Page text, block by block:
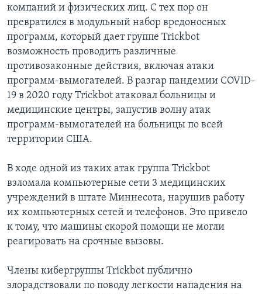
компаний и физических лиц. С тех пор он
превратился в модульный набор вредоносных
программ, который дает группе Trickbot
возможность проводить различные
противозаконные действия, включая атаки
программ-вымогателей. В разгар пандемии COVID-
19 в 2020 году Trickbot атаковал больницы и
медицинские центры, запустив волну атак
программ-вымогателей на больницы по всей
территории США.
В ходе одной из таких атак группа Trickbot
взломала компьютерные сети 3 медицинских
учреждений в штате Миннесота, нарушив работу
их компьютерных сетей и телефонов. Это привело
к тому, что машины скорой помощи не могли
реагировать на срочные вызовы.
Члены кибергруппы Trickbot публично
злорадствовали по поводу легкости нападения на